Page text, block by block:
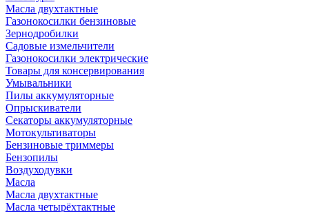
Масла двухтактные
Газонокосилки бензиновые
Зернодробилки
Садовые измельчители
Газонокосилки электрические
Товары для консервирования
Умывальники
Пилы аккумуляторные
Опрыскиватели
Секаторы аккумуляторные
Мотокультиваторы
Бензиновые триммеры
Бензопилы
Воздуходувки
Масла
Масла двухтактные
Масла четырёхтактные